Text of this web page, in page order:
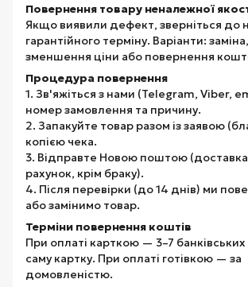
Повернення товару неналежної
Якщо виявили дефект, зверніться до
гарантійного терміну. Варіанти:
зменшення ціни або повернення
Процедура повернення
1. Зв'яжіться з нами (Telegram, Viber,
номер замовлення та причину.
2. Запакуйте товар разом із заявою
копією чека.
3. Відправте Новою поштою
рахунок, крім браку).
4. Після перевірки (до 14 днів) ми
або замінимо товар.
Терміни повернення коштів
При оплаті карткою — 3–7 банківських
саму картку. При оплаті готівкою — за
домовленістю.